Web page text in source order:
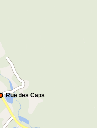
Rue des Caps